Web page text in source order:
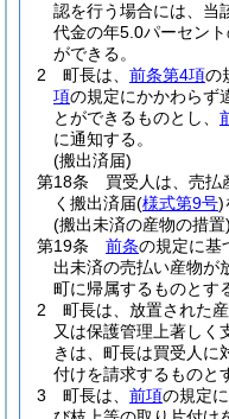
認を行う場合には、当
代金の年5.0パーセン
ができる。
2
町長は、 前条第4項の
項の規定にかかわらず
とができるものとし、
に通知する。
(搬出済届)
第18条
買受人は、売払
く搬出済届(様式第9号)
(搬出未済の産物の措置)
第19条
前条の規定に基
出未済の売払い産物が
町に帰属するものとす
2
町長は、放置された
又は保護管理上著しく
きは、町長は買受人に
付けを請求するものと
3
町長は、 前項の規定